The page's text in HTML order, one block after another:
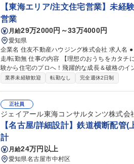
【東海エリア/注文住宅営業】未経
営業
月給29万2000円～33万4000円
愛知県
企業名 住友不動産ハウジング株式会社 求人名 ●【東海エリア/注文住宅営業】未経験歓迎★一貫体制でお客様に伴
走/転勤無 仕事の内容 【理想のおうちをカタチにする注文住宅営業をお任せ】圧倒的な商品力×手厚い体制で未経
験から住宅のプロへ！飛躍的な成長＆破格の
備考参照 【具体的には】HP/広告/見学会/相談会にて集客したお客様へアプローチ・ヒアリング→注文住宅プラン
の理想の住まいの実現をサポートいただきま
トが8割以上活躍中★腰を据えて、あなたにしかできない営業へ挑
宅営業】未経験歓迎★一貫体制でお客様に伴走/
業界未経験歓迎 転勤なし 完全週休2日制
正社員
ジェイアール東海コンサルタンツ株式会
【名古屋/詳細設計】鉄道横断配管
計
月給24万円以上
愛知県名古屋市中村区